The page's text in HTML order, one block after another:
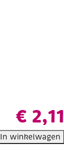
€ 2,11
In winkelwagen